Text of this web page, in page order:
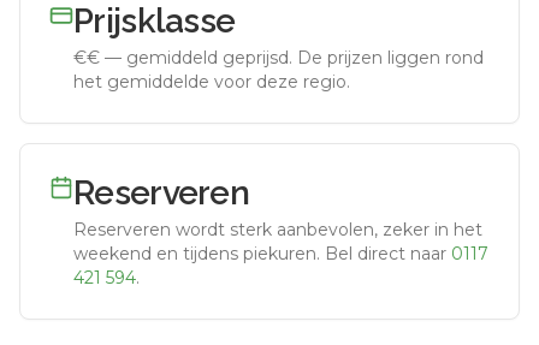
Prijsklasse
€€ — gemiddeld geprijsd. De prijzen liggen rond
het gemiddelde voor deze regio.
Reserveren
Reserveren wordt sterk aanbevolen, zeker in het
weekend en tijdens piekuren. Bel direct naar 0117
421 594.